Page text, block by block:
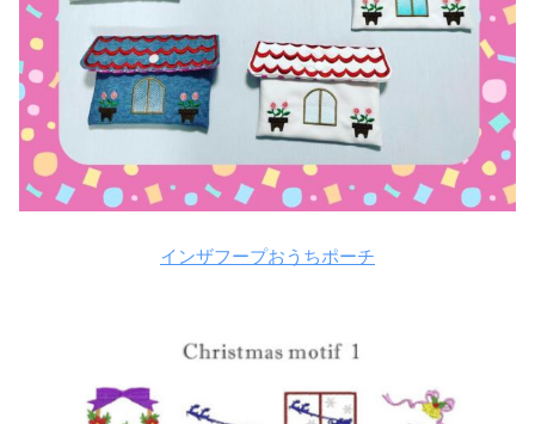
インザフープおうちポーチ